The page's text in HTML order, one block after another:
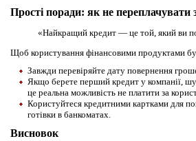
Прості поради: як не переплачувати
«Найкращий кредит — це той, який ви
Щоб користування фінансовими продуктами
Завжди перевіряйте дату повернення
Якщо берете перший кредит у компанії,
це реальна можливість не платити за
Користуйтеся кредитними картками для
готівки в банкоматах.
Висновок